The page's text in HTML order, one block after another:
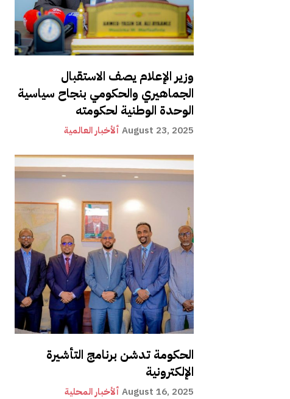
وزير الإعلام يصف الاستقبال
الجماهيري والحكومي بنجاح سياسية
الوحدة الوطنية لحكومته
ألأخبار العالمية August 23, 2025
الحكومة تدشن برنامج التأشيرة
الإلكترونية
ألأخبار المحلية August 16, 2025